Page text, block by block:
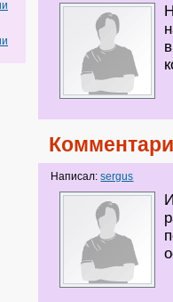
Написал:sergus